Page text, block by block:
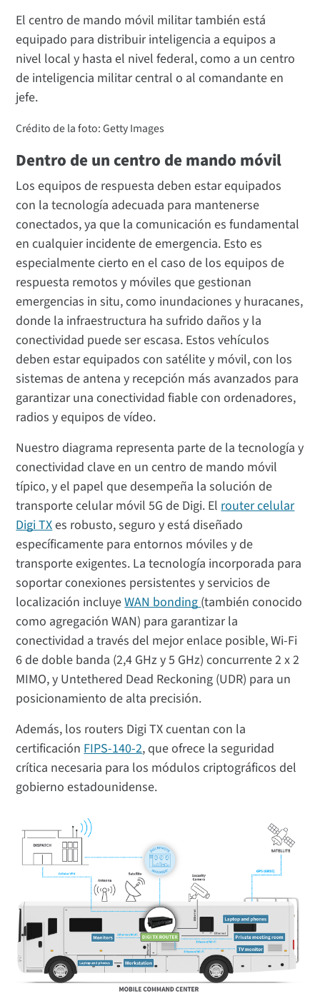
El centro de mando móvil militar también está
equipado para distribuir inteligencia a equipos a
nivel local y hasta el nivel federal, como a un centro
de inteligencia militar central o al comandante en
jefe.
Crédito de la foto: Getty Images
Dentro de un centro de mando móvil
Los equipos de respuesta deben estar equipados
con la tecnología adecuada para mantenerse
conectados, ya que la comunicación es fundamental
en cualquier incidente de emergencia. Esto es
especialmente cierto en el caso de los equipos de
respuesta remotos y móviles que gestionan
emergencias in situ, como inundaciones y huracanes,
donde la infraestructura ha sufrido daños y la
conectividad puede ser escasa. Estos vehículos
deben estar equipados con satélite y móvil, con los
sistemas de antena y recepción más avanzados para
garantizar una conectividad fiable con ordenadores,
radios y equipos de vídeo.
Nuestro diagrama representa parte de la tecnología y
conectividad clave en un centro de mando móvil
típico, y el papel que desempeña la solución de
transporte celular móvil 5G de Digi. Elrouter celular
Digi TXes robusto, seguro y está diseñado
específicamente para entornos móviles y de
transporte exigentes. La tecnología incorporada para
soportar conexiones persistentes y servicios de
localización incluyeWAN bonding(también conocido
como agregación WAN) para garantizar la
conectividad a través del mejor enlace posible, Wi-Fi
6 de doble banda (2,4 GHz y 5 GHz) concurrente 2 x 2
MIMO, y Untethered Dead Reckoning (UDR) para un
posicionamiento de alta precisión.
Además, los routers Digi TX cuentan con la
certificaciónFIPS-140-2, que ofrece la seguridad
crítica necesaria para los módulos criptográficos del
gobierno estadounidense.